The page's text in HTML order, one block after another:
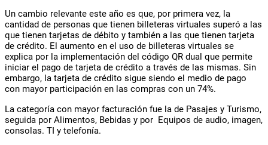
Un cambio relevante este año es que, por primera vez, la
cantidad de personas que tienen billeteras virtuales superó a las
que tienen tarjetas de débito y también a las que tienen tarjeta
de crédito. El aumento en el uso de billeteras virtuales se
explica por la implementación del código QR dual que permite
iniciar el pago de tarjeta de crédito a través de las mismas. Sin
embargo, la tarjeta de crédito sigue siendo el medio de pago
con mayor participación en las compras con un 74%.
La categoría con mayor facturación fue la de Pasajes y Turismo,
seguida por Alimentos, Bebidas y por Equipos de audio, imagen,
consolas. TI y telefonía.